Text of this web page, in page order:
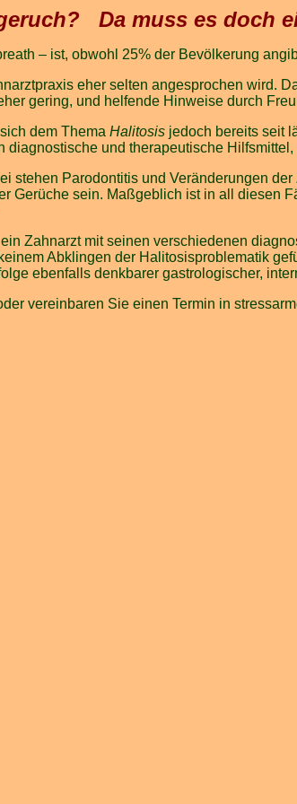
Da muss es doch
– ist, obwohl 25% der Bevölkerung
eher selten angesprochen wird.
gering, und helfende Hinweise durch
dem Thema Halitosis jedoch bereits seit
und therapeutische
stehen Parodontitis und Veränderungen
Gerüche sein. Maßgeblich ist in all
Zahnarzt mit seinen verschiedenen
Abklingen der Halitosisproblematik
ebenfalls denkbarer gastrologischer,
vereinbaren Sie einen Termin in